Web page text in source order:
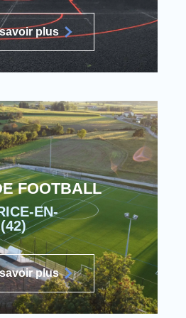
plus
FOOTBALL
EN-
plus